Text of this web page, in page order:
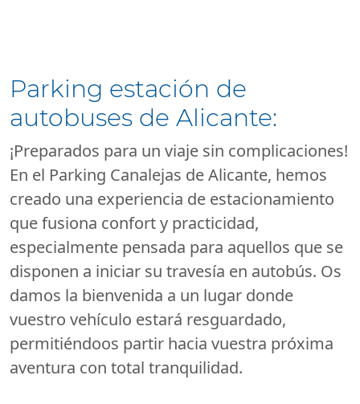
Parking estación de
autobuses de Alicante:
¡Preparados para un viaje sin complicaciones!
En el Parking Canalejas de Alicante, hemos
creado una experiencia de estacionamiento
que fusiona confort y practicidad,
especialmente pensada para aquellos que se
disponen a iniciar su travesía en autobús. Os
damos la bienvenida a un lugar donde
vuestro vehículo estará resguardado,
permitiéndoos partir hacia vuestra próxima
aventura con total tranquilidad.